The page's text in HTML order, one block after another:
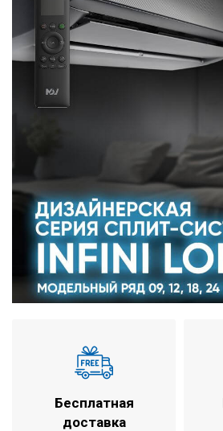
Бесплатная
доставка